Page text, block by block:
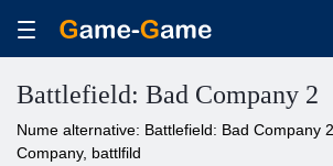
Battlefield: Bad Company 2
Nume alternative: Battlefield: Bad Company
Company, battlfild